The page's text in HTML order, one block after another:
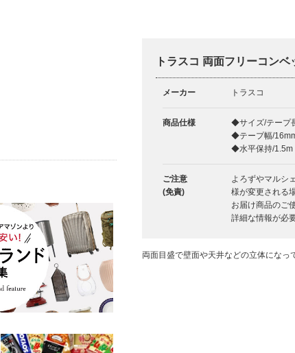
トラスコ 両面フリーコン
メーカー トラスコ
商品仕様
◆サイズ/テープ
◆テープ幅/
◆水平保持/1.5m
ご注意
(免責)
よろずやマルシ
様が変更される
お届け商品のご
詳細な情報が必
両面目盛で壁面や天井などの立体になっ